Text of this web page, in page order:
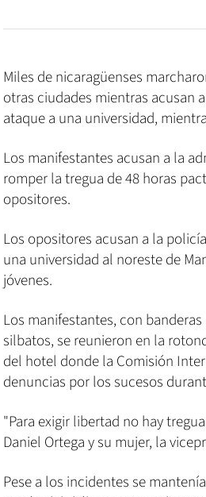
Miles de nicaragüenses
otras ciudades mientras acusan
ataque a una universidad,
Los manifestantes acusan a la
romper la tregua de 48 horas
opositores.
Los opositores acusan a la
una universidad al noreste de
jóvenes.
Los manifestantes, con
silbatos, se reunieron en la
del hotel donde la Comisión
denuncias por los sucesos
"Para exigir libertad no hay
Daniel Ortega y su mujer, la
Pese a los incidentes se